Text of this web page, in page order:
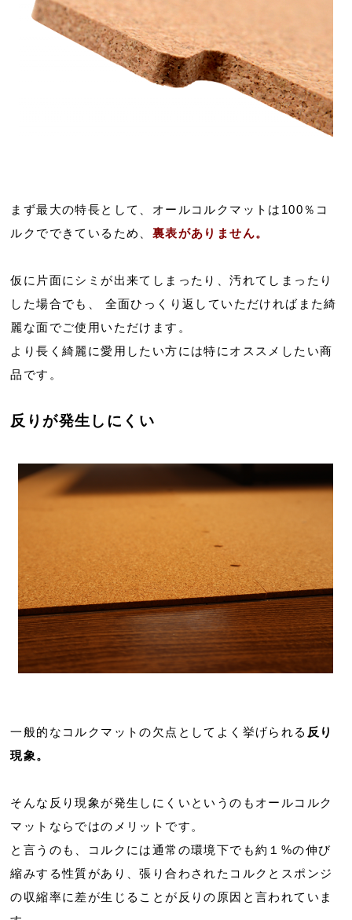
まず最大の特長として、オールコルクマットは100％コ
ルクでできているため、 裏表がありません。
仮に片面にシミが出来てしまったり、汚れてしまったり
した場合でも、 全面ひっくり返していただければまた綺
麗な面でご使用いただけます。
より長く綺麗に愛用したい方には特にオススメしたい商
品です。
反りが発生しにくい
一般的なコルクマットの欠点としてよく挙げられる 反り
現象。
そんな反り現象が発生しにくいというのもオールコルク
マットならではのメリットです。
と言うのも、コルクには通常の環境下でも約１%の伸び
縮みする性質があり、張り合わされたコルクとスポンジ
の収縮率に差が生じることが反りの原因と言われていま